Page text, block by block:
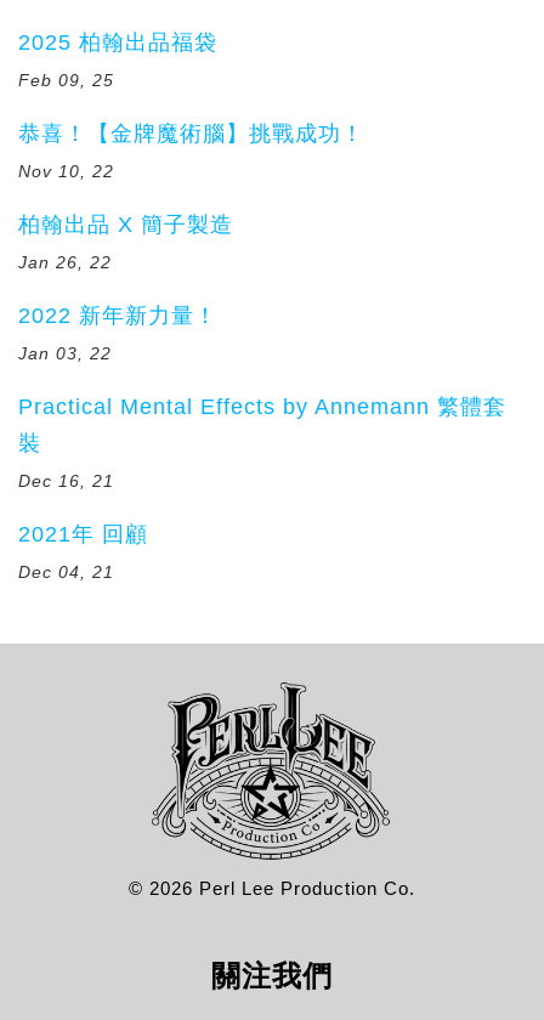
2025 柏翰出品福袋
Feb 09, 25
恭喜！【金牌魔術腦】挑戰成功！
Nov 10, 22
柏翰出品 X 簡子製造
Jan 26, 22
2022 新年新力量！
Jan 03, 22
Practical Mental Effects by Annemann 繁體套
裝
Dec 16, 21
2021年 回顧
Dec 04, 21
© 2026 Perl Lee Production Co.
關注我們